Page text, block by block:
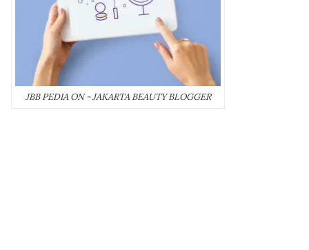
JBB PEDIA ON - JAKARTA BEAUTY BLOGGER